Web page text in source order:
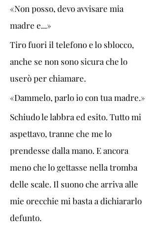
«Non posso, devo avvisare mia
madre e...»
Tiro fuori il telefono e lo sblocco,
anche se non sono sicura che lo
userò per chiamare.
«Dammelo, parlo io con tua madre.»
Schiudo le labbra ed esito. Tutto mi
aspettavo, tranne che me lo
prendesse dalla mano. E ancora
meno che lo gettasse nella tromba
delle scale. Il suono che arriva alle
mie orecchie mi basta a dichiararlo
defunto.